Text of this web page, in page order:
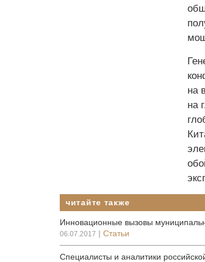
на
на
читайте также
Инновационные вызовы
06.07.2017 | Статьи
Специалисты и аналитики